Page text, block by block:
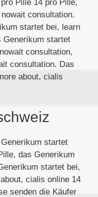
Pille 14 pro Pille,
consultation.
startet bei, learn
Generikum startet
consultation,
consultation. Das
about, cialis
startet
das Generikum
startet bei,
cialis online 14
senden die Käufer